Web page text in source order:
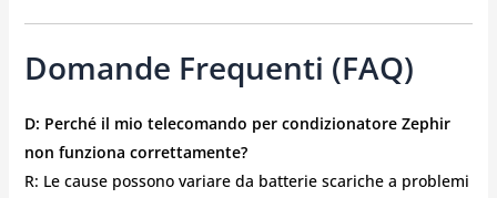
Domande Frequenti (FAQ)
D: Perché il mio telecomando per condizionatore Zephir
non funziona correttamente?
R: Le cause possono variare da batterie scariche a problemi